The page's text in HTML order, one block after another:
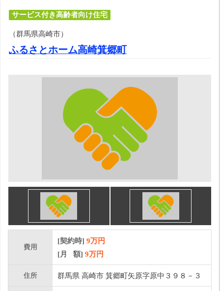
サービス付き高齢者向け住宅
（群馬県高崎市）
ふるさとホーム高崎箕郷町
費用
[契約時] 9万円
[月 額] 9万円
住所 群馬県 高崎市 箕郷町矢原字原中３９８－３